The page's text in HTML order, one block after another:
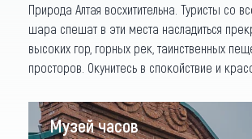
Природа Алтая восхитительна. Туристы со
шара спешат в эти места насладиться
высоких гор, горных рек, таинственных
просторов. Окунитесь в спокойствие и
Музей часов